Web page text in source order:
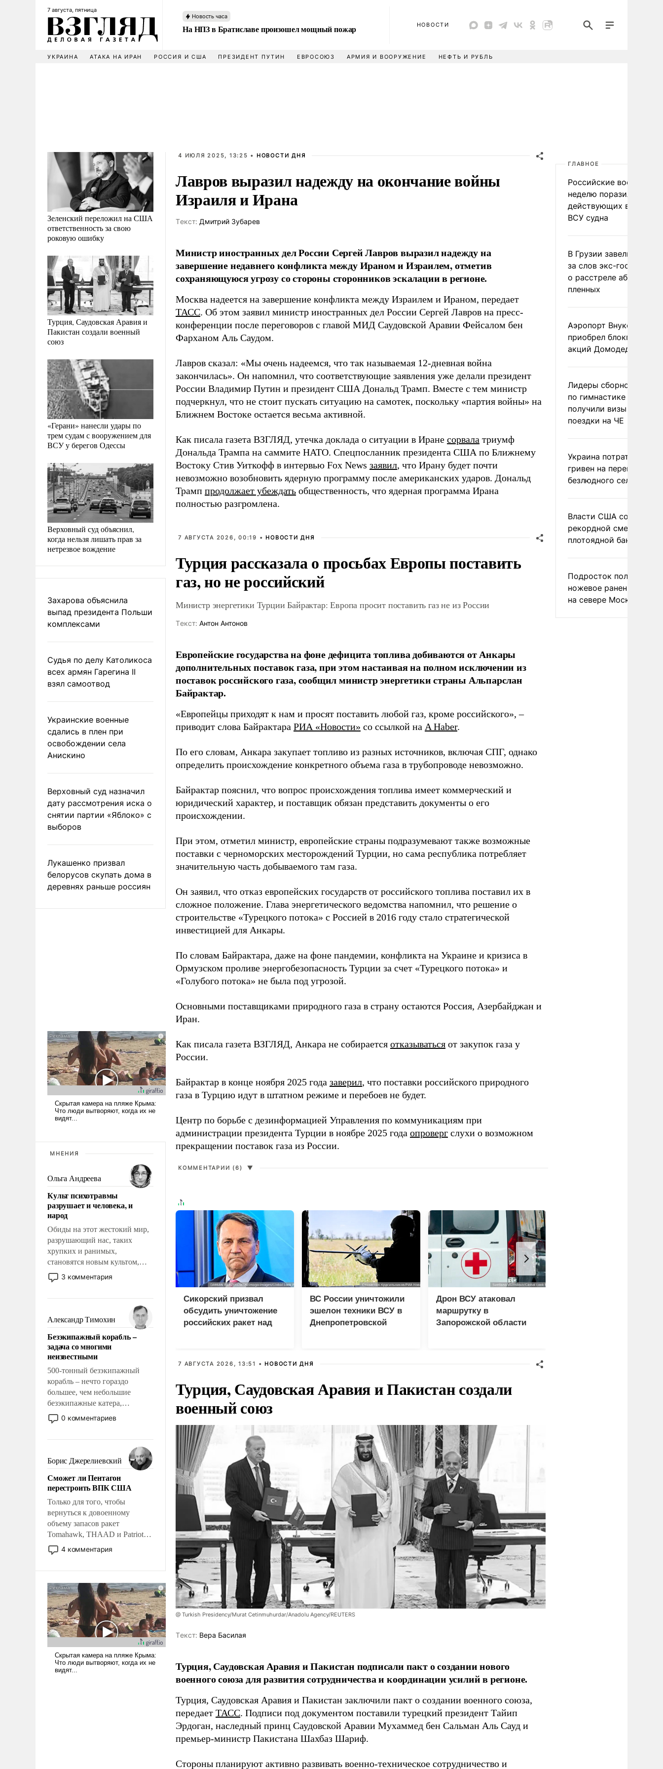
7 августа, пятница
Новость часа
На НПЗ в Братиславе произошел мощный пожар НОВОСТИ
УКРАИНА АТАКА НА ИРАН РОССИЯ И США ПРЕЗИДЕНТ ПУТИН ЕВРОСОЮЗ АРМИЯ И ВООРУЖЕНИЕ НЕФТЬ И РУБЛЬ
Зеленский переложил на США
ответственность за свою
роковую ошибку
Турция, Саудовская Аравия и
Пакистан создали военный
союз
«Герани» нанесли удары по
трем судам с вооружением для
ВСУ у берегов Одессы
Верховный суд объяснил,
когда нельзя лишать прав за
нетрезвое вождение
Захарова объяснила
выпад президента Польши
комплексами
Судья по делу Католикоса
всех армян Гарегина II
взял самоотвод
Украинские военные
сдались в плен при
освобождении села
Анискино
Верховный суд назначил
дату рассмотрения иска о
снятии партии «Яблоко» с
выборов
Лукашенко призвал
белорусов скупать дома в
деревнях раньше россиян
МНЕНИЯ
Ольга Андреева
Культ психотравмы
разрушает и человека, и
народ
Обиды на этот жестокий мир,
разрушающий нас, таких
хрупких и ранимых,
становятся новым культом,
постепенно вытесняя и
отменяя традиционное
мужественным и твердым под
ударами судьбы, брать на себя
ответственность, помогать
слабым, идти вперед и
адаптироваться.
3 комментария
Александр Тимохин
Безэкипажный корабль –
задача со многими
неизвестными
500-тонный безэкипажный
корабль – нечто гораздо
большее, чем небольшие
безэкипажные катера,
применение которых уже
стало обыденностью. Задача по
сложна и амбициозна. Однако
и ее реализация радикально
поднимет наши боевые
возможности.
0 комментариев
Борис Джерелиевский
Сможет ли Пентагон
перестроить ВПК США
Только для того, чтобы
вернуться к довоенному
объему запасов ракет
Tomahawk, THAAD и Patriot
США потребуется более трех
лет. Даже небольшая война с
Сложившаяся ситуация
означает многолетний период
уязвимости США, например,
перед Китаем.
4 комментария
4 ИЮЛЯ 2025, 13:25 • НОВОСТИ ДНЯ
Лавров выразил надежду на окончание войны
Израиля и Ирана
Tекст: Дмитрий Зубарев
Министр иностранных дел России Сергей Лавров выразил надежду на
завершение недавнего конфликта между Ираном и Израилем, отметив
сохраняющуюся угрозу со стороны сторонников эскалации в регионе.
Москва надеется на завершение конфликта между Израилем и Ираном, передает
ТАСС. Об этом заявил министр иностранных дел России Сергей Лавров на пресс-
конференции после переговоров с главой МИД Саудовской Аравии Фейсалом бен
Фарханом Аль Саудом.
Лавров сказал: «Мы очень надеемся, что так называемая 12-дневная война
закончилась». Он напомнил, что соответствующие заявления уже делали президент
России Владимир Путин и президент США Дональд Трамп. Вместе с тем министр
подчеркнул, что не стоит пускать ситуацию на самотек, поскольку «партия войны» на
Ближнем Востоке остается весьма активной.
Как писала газета ВЗГЛЯД, утечка доклада о ситуации в Иране сорвала триумф
Дональда Трампа на саммите НАТО. Спецпосланник президента США по Ближнему
Востоку Стив Уиткофф в интервью Fox News заявил, что Ирану будет почти
невозможно возобновить ядерную программу после американских ударов. Дональд
Трамп продолжает убеждать общественность, что ядерная программа Ирана
полностью разгромлена.
7 АВГУСТА 2026, 00:19 • НОВОСТИ ДНЯ
Турция рассказала о просьбах Европы поставить
газ, но не российский
Министр энергетики Турции Байрактар: Европа просит поставить газ не из России
Tекст: Антон Антонов
Европейские государства на фоне дефицита топлива добиваются от Анкары
дополнительных поставок газа, при этом настаивая на полном исключении из
поставок российского газа, сообщил министр энергетики страны Альпарслан
Байрактар.
«Европейцы приходят к нам и просят поставить любой газ, кроме российского», –
приводит слова Байрактара РИА «Новости» со ссылкой на A Haber.
По его словам, Анкара закупает топливо из разных источников, включая СПГ, однако
определить происхождение конкретного объема газа в трубопроводе невозможно.
Байрактар пояснил, что вопрос происхождения топлива имеет коммерческий и
юридический характер, и поставщик обязан представить документы о его
происхождении.
При этом, отметил министр, европейские страны подразумевают также возможные
поставки с черноморских месторождений Турции, но сама республика потребляет
значительную часть добываемого там газа.
Он заявил, что отказ европейских государств от российского топлива поставил их в
сложное положение. Глава энергетического ведомства напомнил, что решение о
строительстве «Турецкого потока» с Россией в 2016 году стало стратегической
инвестицией для Анкары.
По словам Байрактара, даже на фоне пандемии, конфликта на Украине и кризиса в
Ормузском проливе энергобезопасность Турции за счет «Турецкого потока» и
«Голубого потока» не была под угрозой.
Основными поставщиками природного газа в страну остаются Россия, Азербайджан и
Иран.
Как писала газета ВЗГЛЯД, Анкара не собирается отказываться от закупок газа у
России.
Байрактар в конце ноября 2025 года заверил, что поставки российского природного
газа в Турцию идут в штатном режиме и перебоев не будет.
Центр по борьбе с дезинформацией Управления по коммуникациям при
администрации президента Турции в ноябре 2025 года опроверг слухи о возможном
прекращении поставок газа из России.
КОММЕНТАРИИ (6) ▼
Сикорский призвал
обсудить уничтожение
российских ракет над
ВС России уничтожили
эшелон техники ВСУ в
Днепропетровской
Дрон ВСУ атаковал
маршрутку в
Запорожской области
7 АВГУСТА 2026, 13:51 • НОВОСТИ ДНЯ
Турция, Саудовская Аравия и Пакистан создали
военный союз
@ Turkish Presidency/Murat Cetinmuhurdar/Anadolu Agency/REUTERS
Tекст: Вера Басилая
Турция, Саудовская Аравия и Пакистан подписали пакт о создании нового
военного союза для развития сотрудничества и координации усилий в регионе.
Турция, Саудовская Аравия и Пакистан заключили пакт о создании военного союза,
передает ТАСС. Подписи под документом поставили турецкий президент Тайип
Эрдоган, наследный принц Саудовской Аравии Мухаммед бен Сальман Аль Сауд и
премьер-министр Пакистана Шахбаз Шариф.
Стороны планируют активно развивать военно-техническое сотрудничество и
ГЛАВНОЕ
Российские военные за
неделю поразили 34
действующих в
ВСУ судна
В Грузии завели дело
за слов экс-
о расстреле абхазских
пленных
Аэропорт Внуково
приобрел блокпакет
акций Домодедово
Лидеры сборной
по гимнастике не
получили визы для
поездки на ЧЕ
Украина потратила 1
гривен на
безлюдного села
Власти США сообщили
рекордной смертности
плотоядной бактерии
Подросток получил
ножевое ранение в
на севере Москвы